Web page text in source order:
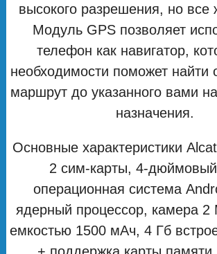
высокого разрешения, но все
Модуль GPS позволяет
телефон как навигатор,
необходимости поможет найти
маршрут до указанного вами
назначения.
Основные характеристики
2 сим-карты, 4-дюймовый
операционная система
ядерный процессор, камера 2
емкостью 1500 мАч, 4 Гб